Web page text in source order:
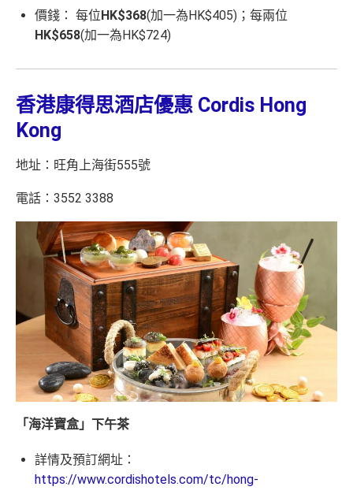
價錢： 每位HK$368(加一為HK$405)；每兩位
HK$658(加一為HK$724)
香港康得思酒店優惠 Cordis Hong
Kong
地址：旺角上海街555號
電話：3552 3388
「海洋寶盒」下午茶
詳情及預訂網址：
https://www.cordishotels.com/tc/hong-